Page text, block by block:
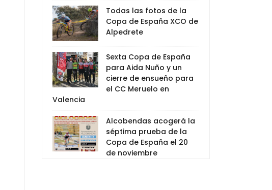
Todas las fotos de la
Copa de España XCO de
Alpedrete
Sexta Copa de España
para Aida Nuño y un
cierre de ensueño para
el CC Meruelo en
Valencia
Alcobendas acogerá la
séptima prueba de la
Copa de España el 20
de noviembre